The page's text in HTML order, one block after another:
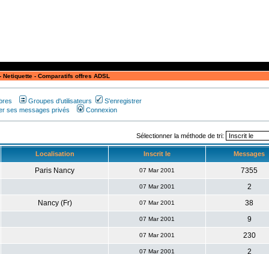
- Netiquette- Comparatifs offres ADSL
Groupes d'utilisateurs
S'enregistrer
ses messages privés Connexion
Sélectionner la méthode de tri:
Localisation Inscrit le Messages
Paris Nancy 07 Mar 2001
7355
07 Mar 2001
2
Nancy (Fr) 07 Mar 2001
38
07 Mar 2001
9
07 Mar 2001
230
07 Mar 2001
2